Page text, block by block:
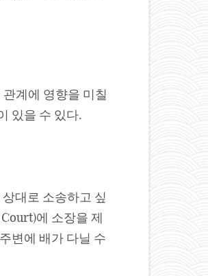
계에 영향을 미칠
있을 수 있다.
대로 소송하고 싶
에 소장을 제
변에 배가 다닐 수